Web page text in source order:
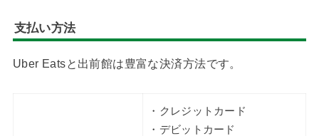
支払い方法
Uber Eatsと出前館は豊富な決済方法です。
・クレジットカード
・デビットカード